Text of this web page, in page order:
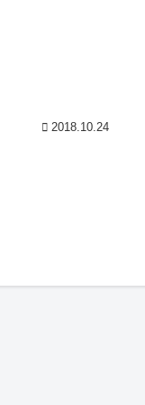
2018.10.24